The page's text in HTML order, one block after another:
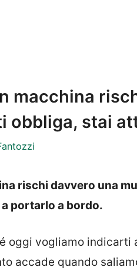
macchina
obbliga, stai
rischi davvero una
portarlo a bordo.
oggi vogliamo indicarti
accade quando